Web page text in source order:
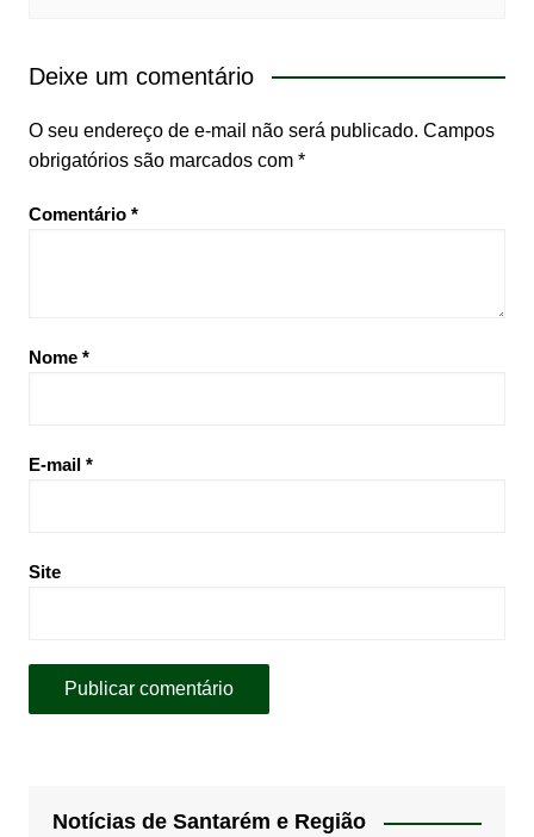
Deixe um comentário
O seu endereço de e-mail não será publicado. Campos
obrigatórios são marcados com *
Comentário *
Nome *
E-mail *
Site
Notícias de Santarém e Região